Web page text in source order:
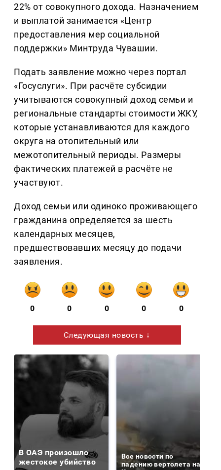
22% от совокупного дохода. Назначением
и выплатой занимается «Центр
предоставления мер социальной
поддержки» Минтруда Чувашии.
Подать заявление можно через портал
«Госуслуги». При расчёте субсидии
учитываются совокупный доход семьи и
региональные стандарты стоимости ЖКУ,
которые устанавливаются для каждого
округа на отопительный или
межотопительный периоды. Размеры
фактических платежей в расчёте не
участвуют.
Доход семьи или одиноко проживающего
гражданина определяется за шесть
календарных месяцев,
предшествовавших месяцу до подачи
заявления.
0 0 0 0 0
Следующая новость ↓
В ОАЭ произошло
жестокое убийство
Все новости по
падению вертолета на